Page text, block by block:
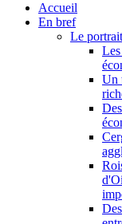
Accueil
En bref
Le
Un